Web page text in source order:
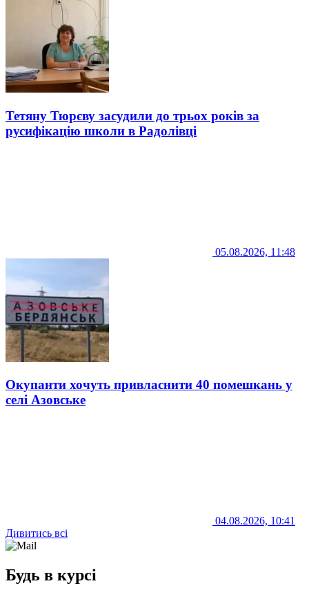
Тетяну Тюрєву засудили до трьох років за
русифікацію школи в Радолівці
05.08.2026, 11:48
Окупанти хочуть привласнити 40 помешкань у
селі Азовське
04.08.2026, 10:41
Дивитись всі
Будь в курсі